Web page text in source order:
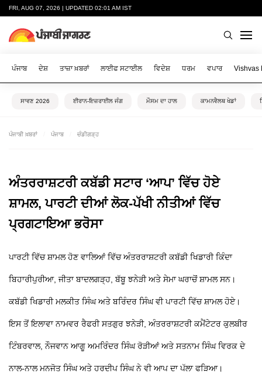
FRI, AUG 07, 2026 | UPDATED 02:01 AM IST
ਪੰਜਾਬ ਦੇਸ਼ ਤਾਜ਼ਾ ਖ਼ਬਰਾਂ ਲਾਈਫ ਸਟਾਈਲ ਵਿਦੇਸ਼ ਧਰਮ ਵਪਾਰ Vishvas
ਸਾਵਣ 2026 ਈਰਾਨ-ਇਜ਼ਰਾਈਲ ਜੰਗ ਮੌਸਮ ਦਾ ਹਾਲ ਕਾਮਨਵੈਲਥ ਖੇਡਾਂ
ਪੰਜਾਬੀ ਖ਼ਬਰਾਂ ਪੰਜਾਬ ਚੰਡੀਗੜ੍ਹ
ਅੰਤਰਰਾਸ਼ਟਰੀ ਕਬੱਡੀ ਸਟਾਰ ‘ਆਪ’ ਵਿੱਚ ਹੋਏ
ਸ਼ਾਮਲ, ਪਾਰਟੀ ਦੀਆਂ ਲੋਕ-ਪੱਖੀ ਨੀਤੀਆਂ ਵਿੱਚ
ਪ੍ਰਗਟਾਇਆ ਭਰੋਸਾ
ਪਾਰਟੀ ਵਿੱਚ ਸ਼ਾਮਲ ਹੋਣ ਵਾਲਿਆਂ ਵਿੱਚ ਅੰਤਰਰਾਸ਼ਟਰੀ ਕਬੱਡੀ ਖਿਡਾਰੀ ਕਿੰਦਾ
ਬਿਹਾਰੀਪੁਰੀਆ, ਜੀਤਾ ਬਾਦਲਗੜ੍ਹ, ਬੱਬੂ ਝਨੇੜੀ ਅਤੇ ਸੇਮਾ ਘਰਾਚੋਂ ਸ਼ਾਮਲ ਸਨ।
ਕਬੱਡੀ ਖਿਡਾਰੀ ਮਲਕੀਤ ਸਿੰਘ ਅਤੇ ਬਰਿੰਦਰ ਸਿੰਘ ਵੀ ਪਾਰਟੀ ਵਿੱਚ ਸ਼ਾਮਲ ਹੋਏ।
ਇਸ ਤੋਂ ਇਲਾਵਾ ਨਾਮਵਰ ਰੈਫਰੀ ਸਤਗੁਰ ਝਨੇੜੀ, ਅੰਤਰਰਾਸ਼ਟਰੀ ਕਮੈਂਟੇਟਰ ਕੁਲਬੀਰ
ਟਿੰਬਰਵਾਲ, ਨੌਜਵਾਨ ਆਗੂ ਅਮਰਿੰਦਰ ਸਿੰਘ ਰੋੜੀਆਂ ਅਤੇ ਸਤਨਾਮ ਸਿੰਘ ਵਿਰਕ ਦੇ
ਨਾਲ-ਨਾਲ ਮਨਜੋਤ ਸਿੰਘ ਅਤੇ ਹਰਦੀਪ ਸਿੰਘ ਨੇ ਵੀ ਆਪ ਦਾ ਪੱਲਾ ਫੜਿਆ।